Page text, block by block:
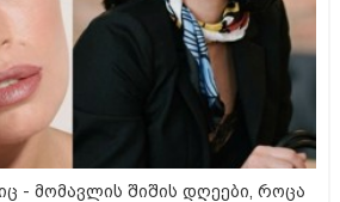
- მომავლის შიშის დღეები, როცა